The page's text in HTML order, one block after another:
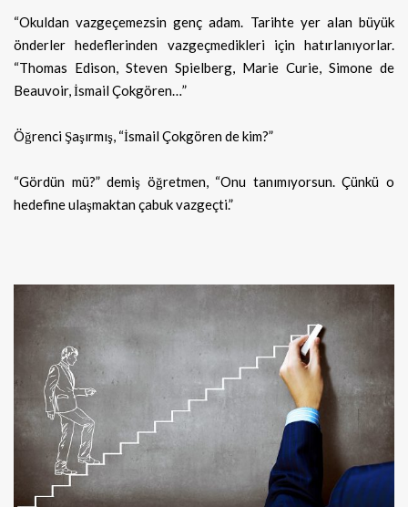
“Okuldan vazgeçemezsin genç adam. Tarihte yer alan büyük
önderler hedeflerinden vazgeçmedikleri için hatırlanıyorlar.
“Thomas Edison, Steven Spielberg, Marie Curie, Simone de
Beauvoir, İsmail Çokgören…”
Öğrenci Şaşırmış, “İsmail Çokgören de kim?”
“Gördün mü?” demiş öğretmen, “Onu tanımıyorsun. Çünkü o
hedefine ulaşmaktan çabuk vazgeçti.”